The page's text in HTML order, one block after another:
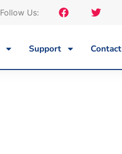
Follow Us:
Support Contact